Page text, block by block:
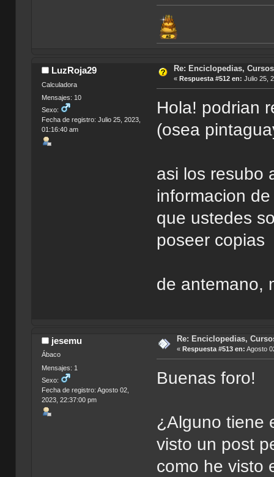
LuzRoja29
Calculadora
Mensajes: 10
Sexo:
Fecha de registro: Julio 25, 2023,
01:16:40 am
Re: Enciclopedias,
« Respuesta #512 en: Julio 25,
Hola! podrian
(osea
asi los resubo
informacion
que ustedes
poseer copias
de antemano,
jesemu
Ábaco
Mensajes: 1
Sexo:
Fecha de registro: Agosto 02,
2023, 22:37:00 pm
Re: Enciclopedias,
« Respuesta #513 en: Agosto
Buenas foro!
¿Alguno tiene
visto un post
como he visto